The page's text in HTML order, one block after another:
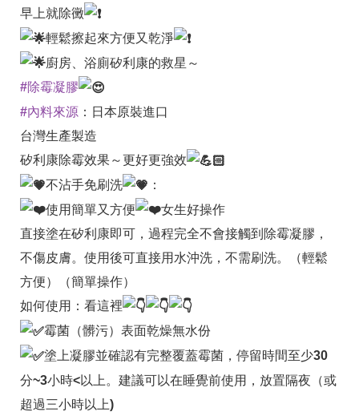
早上就除黴
輕鬆擦起來方便又乾淨
廚房、浴廁矽利康的救星～
#除霉凝膠
#內料來源 ：日本原裝進口
台灣生產製造
矽利康除霉效果～更好更強效
不沾手免刷洗
：
使用簡單又方便
女生好操作
直接塗在矽利康即可，過程完全不會接觸到除霉凝膠，
不傷皮膚。使用後可直接用水沖洗，不需刷洗。（輕鬆
方便）（簡單操作）
如何使用：看這裡
霉菌（髒污）表面乾燥無水份
塗上凝膠並確認有完整覆蓋霉菌，停留時間至少30
分~3小時<以上。建議可以在睡覺前使用，放置隔夜（或
超過三小時以上)